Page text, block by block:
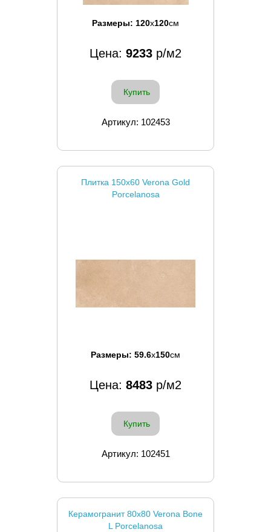
Размеры: 120x120см
Цена: 9233 р/м2
Купить
Артикул: 102453
Плитка 150x60 Verona Gold
Porcelanosa
Размеры: 59.6x150см
Цена: 8483 р/м2
Купить
Артикул: 102451
Керамогранит 80x80 Verona Bone
L Porcelanosa